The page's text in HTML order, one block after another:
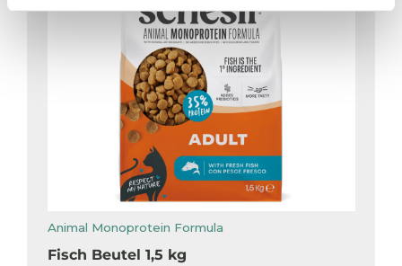
Animal Monoprotein Formula
Fisch Beutel 1,5 kg